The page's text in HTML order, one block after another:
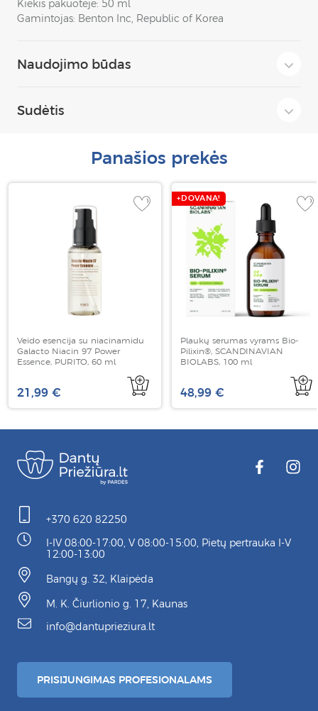
Kiekis pakuotėje: 50 ml
Gamintojas: Benton Inc, Republic of Korea
Naudojimo būdas
Sudėtis
Panašios prekės
Veido esencija su niacinamidu
Galacto Niacin 97 Power
Essence, PURITO, 60 ml
21,99 €
+DOVANA!
Plaukų serumas vyrams Bio-
Pilixin®, SCANDINAVIAN
BIOLABS, 100 ml
48,99 €
+370 620 82250
I-IV 08:00-17:00, V 08:00-15:00, Pietų pertrauka I-V
12:00-13:00
Bangų g. 32, Klaipėda
M. K. Čiurlionio g. 17, Kaunas
info@dantuprieziura.lt
PRISIJUNGIMAS PROFESIONALAMS